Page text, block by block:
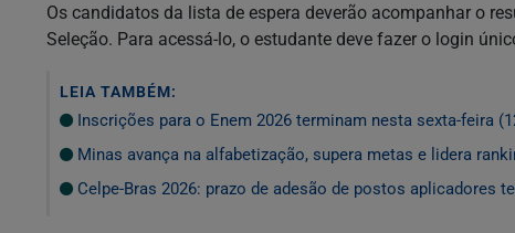
Os candidatos da lista de espera deverão acompanhar o
Seleção. Para acessá-lo, o estudante deve fazer o login
LEIA TAMBÉM:
Inscrições para o Enem 2026 terminam nesta sexta-feira
Minas avança na alfabetização, supera metas e lidera
Celpe-Bras 2026: prazo de adesão de postos aplicadores